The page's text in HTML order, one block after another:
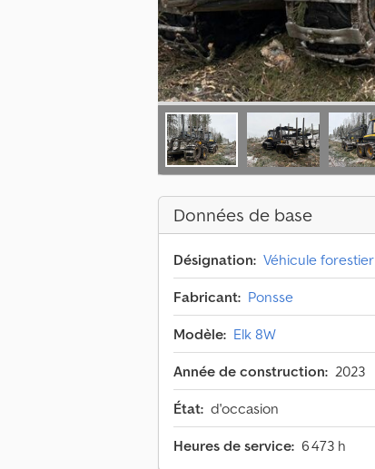
Données de base
Désignation: Véhicule forestier
Fabricant: Ponsse
Modèle: Elk 8W
Année de construction: 2023
État: d'occasion
Heures de service: 6 473 h